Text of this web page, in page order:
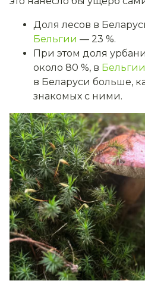
Доля лесов в
Бельгии — 23 %.
При этом доля
около 80 %, в Бельгии
в Беларуси больше,
знакомых с ними.